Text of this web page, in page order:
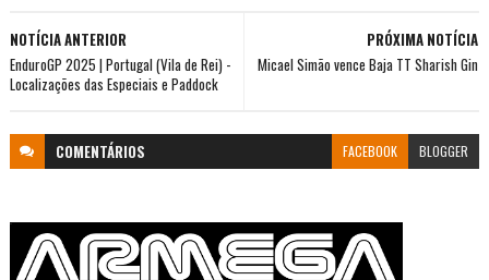
PRÓXIMA NOTÍCIA
Micael Simão vence Baja TT Sharish Gin
NOTÍCIA ANTERIOR
EnduroGP 2025 | Portugal (Vila de Rei) -
Localizações das Especiais e Paddock
COMENTÁRIOS FACEBOOK BLOGGER